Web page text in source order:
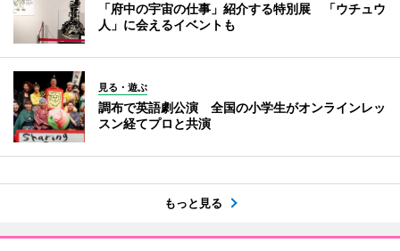
「府中の宇宙の仕事」紹介する特別展 「ウチュウ
人」に会えるイベントも
見る・遊ぶ
調布で英語劇公演 全国の小学生がオンラインレッ
スン経てプロと共演
もっと見る